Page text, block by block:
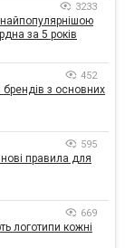
3233
за 5 років
452
з основних
595
правила для
669
логотипи кожні